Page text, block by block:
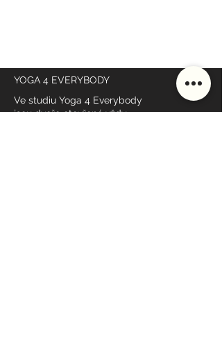
YOGA 4 EVERYBODY
Ve studiu Yoga 4 Everybody
jsou dveře otevřené vždy